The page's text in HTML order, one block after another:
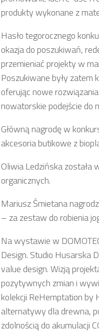
produkty wykonane z
Hasło tegorocznego
okazja do poszukiwań,
przemieniać projekty w
Poszukiwane były zatem
oferując nowe
nowatorskie podejście do
Główną nagrodę w
akcesoria butikowe z
Oliwia Ledzińska została
organicznych.
Mariusz Śmietana
– za zestaw do robienia
Na wystawie w
Design. Studio Husarska
value design. Wizją
pozytywnych zmian i
kolekcji ReHemptation by
alternatywy dla drewna,
zdolnością do akumulacji